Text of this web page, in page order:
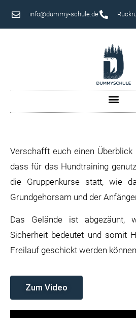
info@dummy-schule.de
Verschafft euch einen Überblick
dass für das Hundtraining
die Gruppenkurse statt, wie
Grundgehorsam und der
Das Gelände ist abgezäunt,
Sicherheit bedeutet und somit
Freilauf geschickt werden
Zum Video